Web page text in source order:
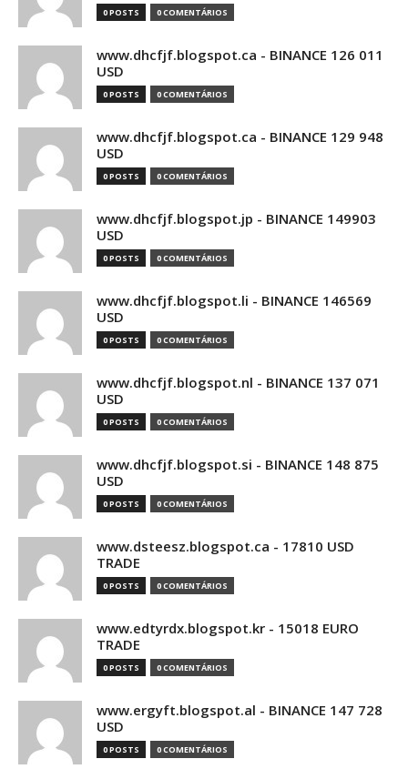
0 POSTS 0 COMENTÁRIOS
www.dhcfjf.blogspot.ca - BINANCE 126 011
USD
0 POSTS 0 COMENTÁRIOS
www.dhcfjf.blogspot.ca - BINANCE 129 948
USD
0 POSTS 0 COMENTÁRIOS
www.dhcfjf.blogspot.jp - BINANCE 149903
USD
0 POSTS 0 COMENTÁRIOS
www.dhcfjf.blogspot.li - BINANCE 146569
USD
0 POSTS 0 COMENTÁRIOS
www.dhcfjf.blogspot.nl - BINANCE 137 071
USD
0 POSTS 0 COMENTÁRIOS
www.dhcfjf.blogspot.si - BINANCE 148 875
USD
0 POSTS 0 COMENTÁRIOS
www.dsteesz.blogspot.ca - 17810 USD
TRADE
0 POSTS 0 COMENTÁRIOS
www.edtyrdx.blogspot.kr - 15018 EURO
TRADE
0 POSTS 0 COMENTÁRIOS
www.ergyft.blogspot.al - BINANCE 147 728
USD
0 POSTS 0 COMENTÁRIOS